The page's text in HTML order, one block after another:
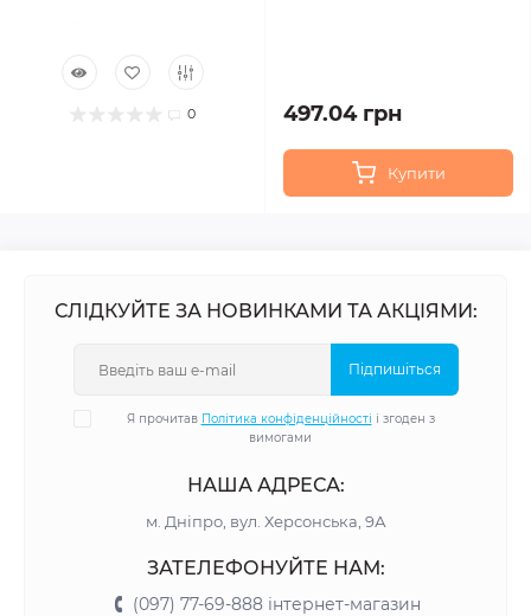
0 497.04 грн
Купити
СЛІДКУЙТЕ ЗА НОВИНКАМИ ТА АКЦІЯМИ:
Підпишіться
Я прочитав Політика конфіденційності і згоден з
вимогами
НАША АДРЕСА:
м. Дніпро, вул. Херсонська, 9А
ЗАТЕЛЕФОНУЙТЕ НАМ:
(097) 77-69-888 інтернет-магазин